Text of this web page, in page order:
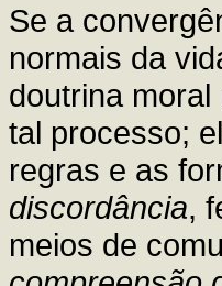
Se a
normais da
doutrina
tal processo;
regras e as
discordância,
meios de